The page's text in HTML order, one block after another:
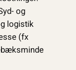
og
logistik
(fx